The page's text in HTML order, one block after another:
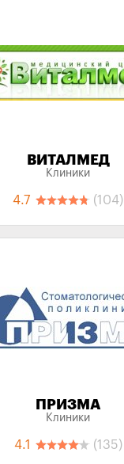
ВИТАЛМЕД
Клиники
4.7 (104)
ПРИЗМА
Клиники
4.1 (135)